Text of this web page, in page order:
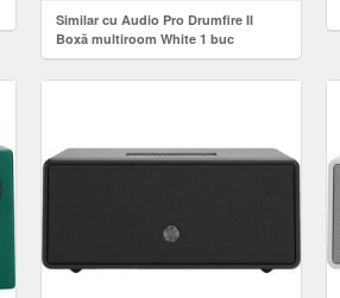
Similar cu Audio Pro Drumfire II
Boxă multiroom White 1 buc